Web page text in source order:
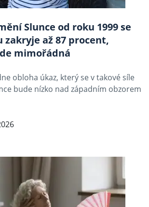
Slunce od roku 1999 se
zakryje až 87 procent,
mimořádná
obloha úkaz, který se v takové síle
bude nízko nad západním obzorem